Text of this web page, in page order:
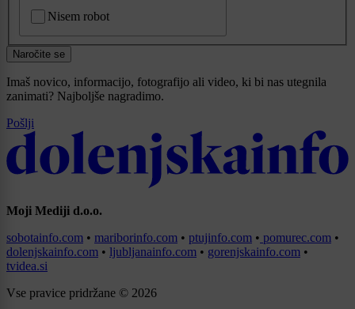
Nisem robot
Naročite se
Imaš novico, informacijo, fotografijo ali video, ki bi nas utegnila
zanimati? Najboljše nagradimo.
Pošlji
Moji Mediji d.o.o.
sobotainfo.com • mariborinfo.com • ptujinfo.com • pomurec.com •
dolenjskainfo.com • ljubljanainfo.com • gorenjskainfo.com •
tvidea.si
Vse pravice pridržane © 2026